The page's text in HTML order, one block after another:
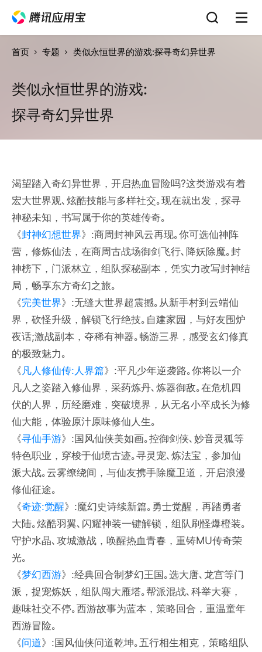
首页 专题 类似永恒世界的游戏:探寻奇幻异世界
类似永恒世界的游戏:
探寻奇幻异世界
渴望踏入奇幻异世界，开启热血冒险吗?这类游戏有着
宏大世界观､炫酷技能与多样社交｡现在就出发，探寻
神秘未知，书写属于你的英雄传奇｡
《封神幻想世界》:商周封神风云再现｡你可选仙神阵
营，修炼仙法，在商周古战场御剑飞行､降妖除魔｡封
神榜下，门派林立，组队探秘副本，凭实力改写封神结
局，畅享东方奇幻之旅｡
《完美世界》:无缝大世界超震撼｡从新手村到云端仙
界，砍怪升级，解锁飞行绝技｡自建家园，与好友围炉
夜话;激战副本，夺稀有神器｡畅游三界，感受玄幻修真
的极致魅力｡
《凡人修仙传:人界篇》:平凡少年逆袭路｡你将以一介
凡人之姿踏入修仙界，采药炼丹､炼器御敌｡在危机四
伏的人界，历经磨难，突破境界，从无名小卒成长为修
仙大能，体验原汁原味修仙人生｡
《寻仙手游》:国风仙侠美如画｡控御剑侠､妙音灵狐等
特色职业，穿梭于仙境古迹｡寻灵宠､炼法宝，参加仙
派大战｡云雾缭绕间，与仙友携手除魔卫道，开启浪漫
修仙征途｡
《奇迹:觉醒》:魔幻史诗续新篇｡勇士觉醒，再踏勇者
大陆｡炫酷羽翼､闪耀神装一键解锁，组队刷怪爆橙装｡
守护水晶､攻城激战，唤醒热血青春，重铸MU传奇荣
光｡
《梦幻西游》:经典回合制梦幻王国｡选大唐､龙宫等门
派，捉宠炼妖，组队闯大雁塔｡帮派混战､科举大赛，
趣味社交不停｡西游故事为蓝本，策略回合，重温童年
西游冒险｡
《问道》:国风仙侠问道乾坤｡五行相生相克，策略组队